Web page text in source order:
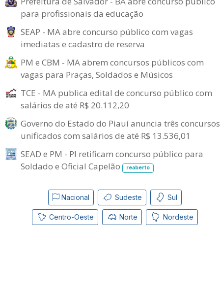
para profissionais da educação
SEAP - MA abre concurso público com vagas
imediatas e cadastro de reserva
PM e CBM - MA abrem concursos públicos com
vagas para Praças, Soldados e Músicos
TCE - MA publica edital de concurso público com
salários de até R$ 20.112,20
Governo do Estado do Piauí anuncia três concursos
unificados com salários de até R$ 13.536,01
SEAD e PM - PI retificam concurso público para
Soldado e Oficial Capelão
reaberto
Nacional Sudeste Sul
Centro-Oeste Norte Nordeste